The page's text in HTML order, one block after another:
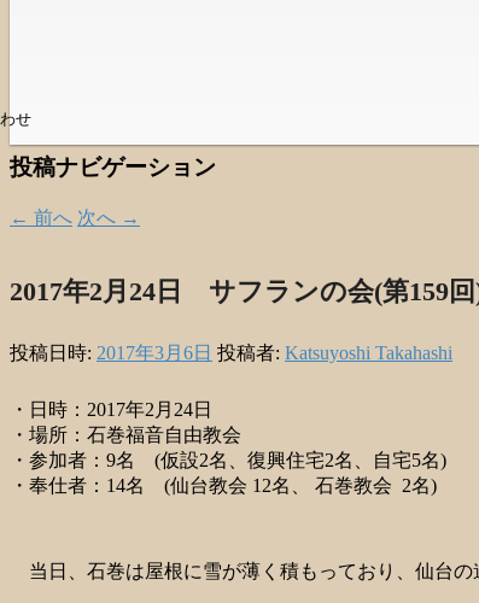
せ
投稿ナビゲーション
← 前へ 次へ →
2017年2月24日 サフランの会(第159
投稿日時: 2017年3月6日 投稿者: Katsuyoshi Takahashi
・日時：2017年2月24日
・場所：石巻福音自由教会
・参加者：9名 (仮設2名、復興住宅2名、自宅5名)
・奉仕者：14名 (仙台教会 12名、 石巻教会 2名)
当日、石巻は屋根に雪が薄く積もっており、仙台の